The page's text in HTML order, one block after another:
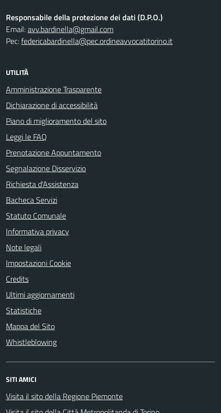
Responsabile della protezione dei dati (D.P.O.)
Email:avv.bardinella@gmail.com
Pec:federicabardinella@pec.ordineavvocatitorino.it
UTILITÀ
Amministrazione Trasparente
Dichiarazione di accessibilità
Piano di miglioramento del sito
Leggi le FAQ
Prenotazione Appuntamento
Segnalazione Disservizio
Richiesta d'Assistenza
Bacheca Servizi
Statuto Comunale
Informativa privacy
Note legali
Impostazioni Cookie
Credits
Ultimi aggiornamenti
Statistiche
Mappa del Sito
Whistleblowing
SITI AMICI
Visita il sito della Regione Piemonte